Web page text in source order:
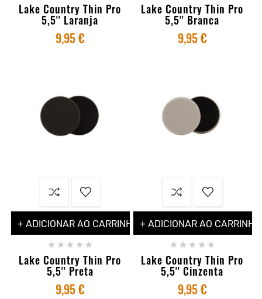
Lake Country Thin Pro
5,5'' Laranja
9,95 €
Lake Country Thin Pro
5,5'' Branca
9,95 €
+ ADICIONAR AO CARRINHO
    
Lake Country Thin Pro
5,5'' Preta
9,95 €
+ ADICIONAR AO CARRINHO
    
Lake Country Thin Pro
5,5'' Cinzenta
9,95 €